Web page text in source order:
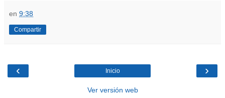
en 9:38
Compartir
‹ ›
Inicio
Ver versión web